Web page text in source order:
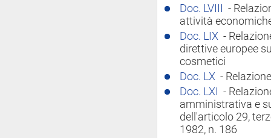
Doc. LVIII
-
attività
Doc. LIX -
direttive europee
cosmetici
Doc. LX -
Doc. LXI
-
amministrativa e
dell'articolo 29,
1982, n. 186